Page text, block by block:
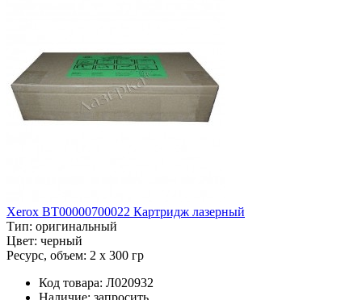
Xerox BT00000700022 Картридж лазерный
Тип: оригинальный
Цвет: черный
Ресурс, объем: 2 x 300 гр
Код товара: Л020932
Наличие: запросить